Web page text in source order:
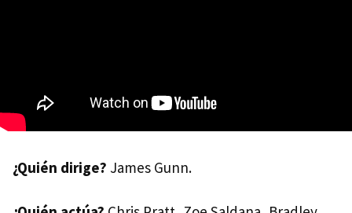
¿Quién dirige? James Gunn.